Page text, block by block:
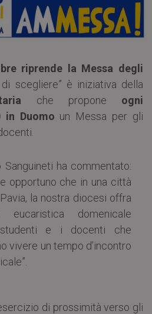
riprende la Messa degli
di scegliere” è iniziativa della
che propone ogni
in Duomo un Messa per gli
ha commentato:
opportuno che in una città
la nostra diocesi offra
eucaristica domenicale
e i docenti che
vivere un tempo d’incontro
di prossimità verso gli